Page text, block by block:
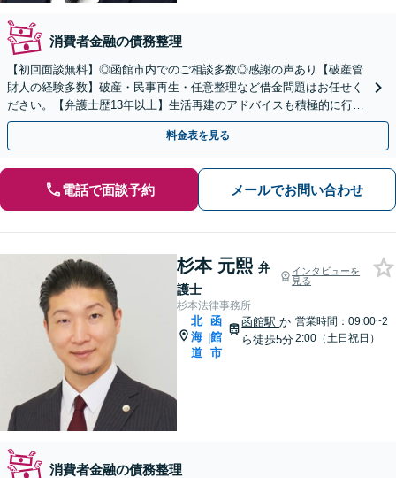
消費者金融の債務整理
【初回面談無料】◎函館市内でのご相談多数◎感謝の声あり【破産管
財人の経験多数】破産・民事再生・任意整理など借金問題はお任せく
ださい。【弁護士歴13年以上】生活再建のアドバイスも積極的に行っ
ております。【夜間・休日対応可能】
料金表を見る
電話で面談予約 メールでお問い合わせ
杉本 元熙 弁
護士
インタビューを
見る
杉本法律事務所
北
海
道
|
函
館
市
函館駅か
ら徒歩5分
営業時間：09:00~2
2:00（土日祝日）
消費者金融の債務整理